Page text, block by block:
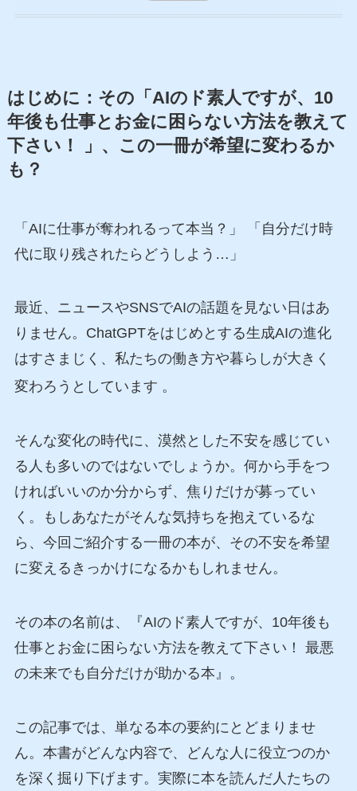
はじめに：その「AIのド素人ですが、10
年後も仕事とお金に困らない方法を教えて
下さい！ 」、この一冊が希望に変わるか
も？
「AIに仕事が奪われるって本当？」 「自分だけ時
代に取り残されたらどうしよう…」
最近、ニュースやSNSでAIの話題を見ない日はあ
りません。ChatGPTをはじめとする生成AIの進化
はすさまじく、私たちの働き方や暮らしが大きく
変わろうとしています 。
そんな変化の時代に、漠然とした不安を感じてい
る人も多いのではないでしょうか。何から手をつ
ければいいのか分からず、焦りだけが募ってい
く。もしあなたがそんな気持ちを抱えているな
ら、今回ご紹介する一冊の本が、その不安を希望
に変えるきっかけになるかもしれません。
その本の名前は、『AIのド素人ですが、10年後も
仕事とお金に困らない方法を教えて下さい！ 最悪
の未来でも自分だけが助かる本』。
この記事では、単なる本の要約にとどまりませ
ん。本書がどんな内容で、どんな人に役立つのか
を深く掘り下げます。実際に本を読んだ人たちの